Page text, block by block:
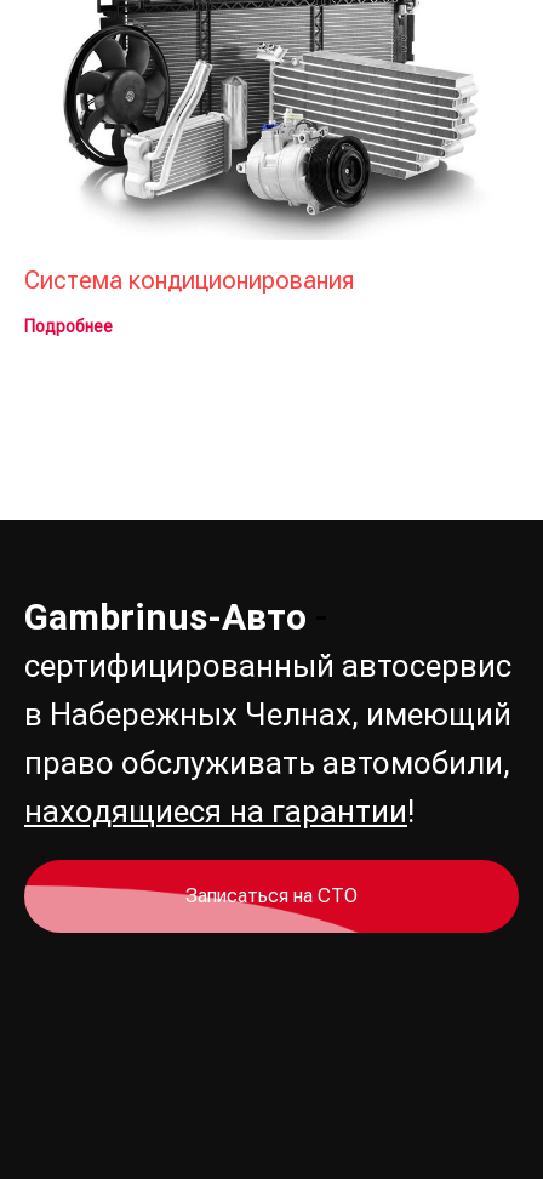
Система кондиционирования
Подробнее
Gambrinus-Авто
сертифицированный автосервис
в Набережных Челнах, имеющий
право обслуживать автомобили,
находящиеся на гарантии!
Записаться на СТО